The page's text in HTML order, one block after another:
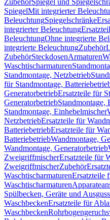
ZubehörSpiegel und
SpiegelMit integrierter
BeleuchtungSpiegelschränke
integrierter Beleuchtung
BeleuchtungOhne integrierte
integrierte BeleuchtungZubehör
ZubehörSteckdosenArmaturen
Waschtischarmaturen
Standmontage, Netzbetrieb
für Standmontage,
GeneratorbetriebErsatzteile für
GeneratorbetriebStandmontage,
Standmontage, Einhebelmischer
NetzbetriebErsatzteile für
BatteriebetriebErsatzteile für
BatteriebetriebWandmontage,
Wandmontage, Generatorbetrieb
ZweigriffmischerErsatzteile für
ZweigriffmischerZubehör
WaschtischarmaturenErsatzteile
Waschtischarmaturen
Spülbecken, Geräte und
WaschbeckenErsatzteile für
Waschbecken